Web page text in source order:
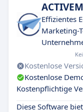
Effizientes
Marketing-
Kostenlose
Kostenlose
Kostenpflichtige
Diese Software